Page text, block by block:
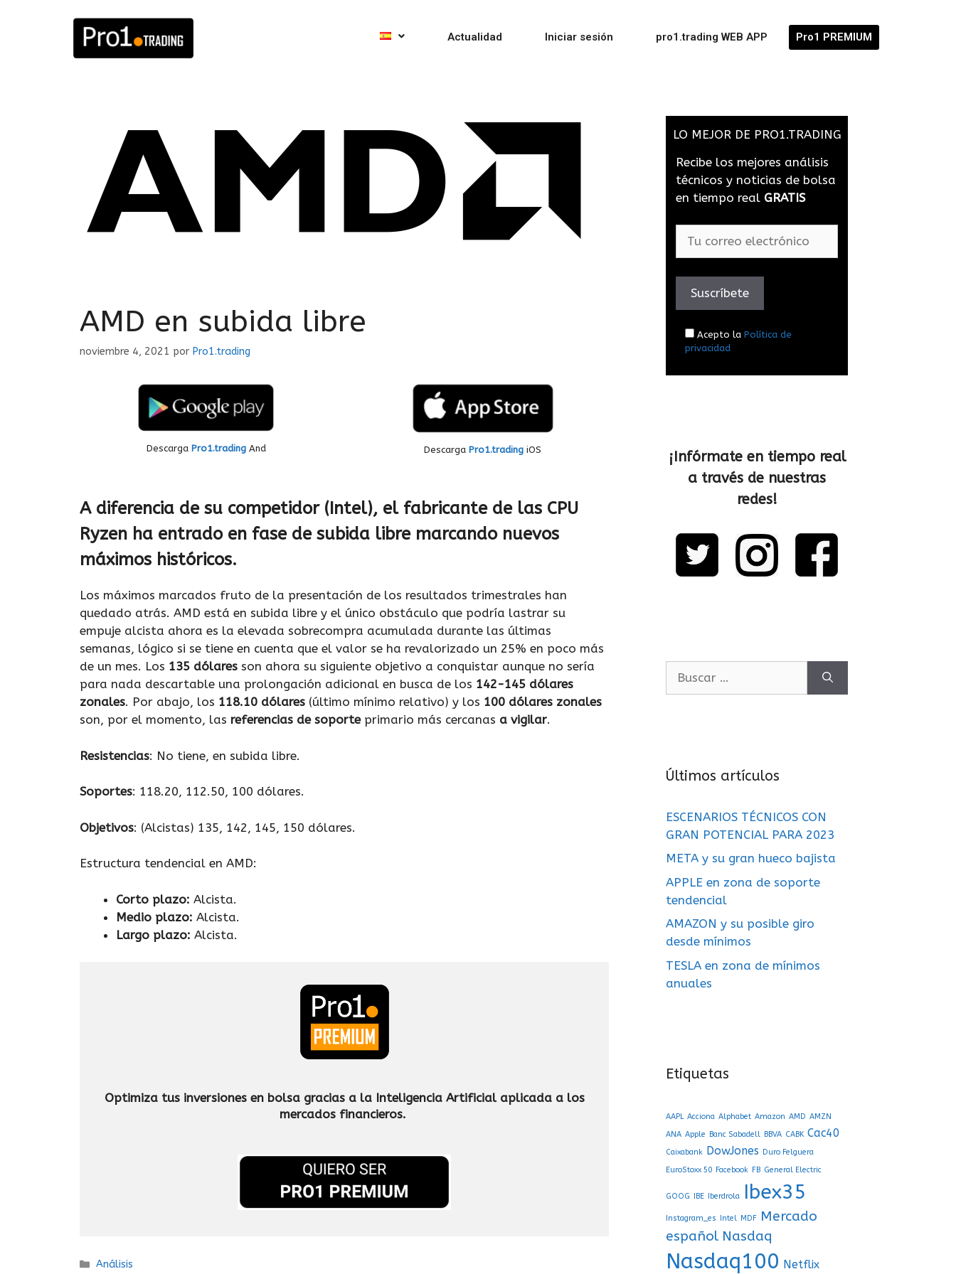
Actualidad Iniciar sesión pro1.trading WEB APP Pro1 PREMIUM
AMD en subida libre
noviembre 4, 2021 por Pro1.trading
Descarga Pro1.tradingAnd Descarga Pro1.trading iOS
A diferencia de su competidor (Intel), el fabricante de las CPU
Ryzen ha entrado en fase de subida libre marcando nuevos
máximos históricos.
Los máximos marcados fruto de la presentación de los resultados trimestrales han
quedado atrás. AMD está en subida libre y el único obstáculo que podría lastrar su
empuje alcista ahora es la elevada sobrecompra acumulada durante las últimas
semanas, lógico si se tiene en cuenta que el valor se ha revalorizado un 25% en poco más
de un mes. Los 135 dólares son ahora su siguiente objetivo a conquistar aunque no sería
para nada descartable una prolongación adicional en busca de los 142-145 dólares
zonales. Por abajo, los 118.10 dólares (último mínimo relativo) y los 100 dólares zonales
son, por el momento, las referencias de soporteprimario más cercanas a vigilar.
Resistencias: No tiene, en subida libre.
Soportes: 118.20, 112.50, 100 dólares.
Objetivos: (Alcistas) 135, 142, 145, 150 dólares.
Estructura tendencial en AMD:
Corto plazo: Alcista.
Medio plazo: Alcista.
Largo plazo: Alcista.
Optimiza tus inversiones en bolsa gracias a la Inteligencia Artificial aplicada a los
mercados financieros.
Análisis
LO MEJOR DE PRO1.TRADING
Recibe los mejores análisis
técnicos y noticias de bolsa
en tiempo real GRATIS
Acepto la Política de
privacidad
¡Infórmate en tiempo real
a través de nuestras
redes!
Últimos artículos
ESCENARIOS TÉCNICOS CON
GRAN POTENCIAL PARA 2023
META y su gran hueco bajista
APPLE en zona de soporte
tendencial
AMAZON y su posible giro
desde mínimos
TESLA en zona de mínimos
anuales
Etiquetas
AAPL Acciona Alphabet Amazon AMD AMZN
ANA Apple Banc Sabadell BBVA CABK Cac40
Caixabank DowJones Duro Felguera
EuroStoxx 50 Facebook FB General Electric
GOOG IBE Iberdrola Ibex35
Instagram_es Intel MDF Mercado
español Nasdaq
Nasdaq100 Netflix